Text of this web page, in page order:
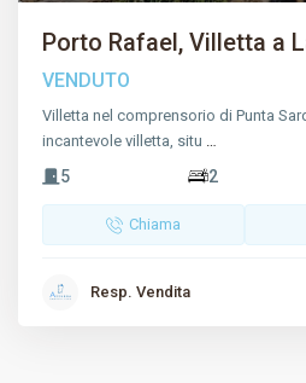
Porto Rafael, Villetta a
VENDUTO
Villetta nel comprensorio di Punta
incantevole villetta, situ …
5 2
Chiama
Resp. Vendita